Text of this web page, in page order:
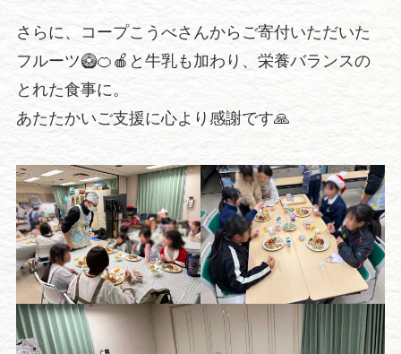
さらに、コープこうべさんからご寄付いただいた
フルーツ🥝🍊🍎と牛乳も加わり、栄養バランスの
とれた食事に。
あたたかいご支援に心より感謝です🙏